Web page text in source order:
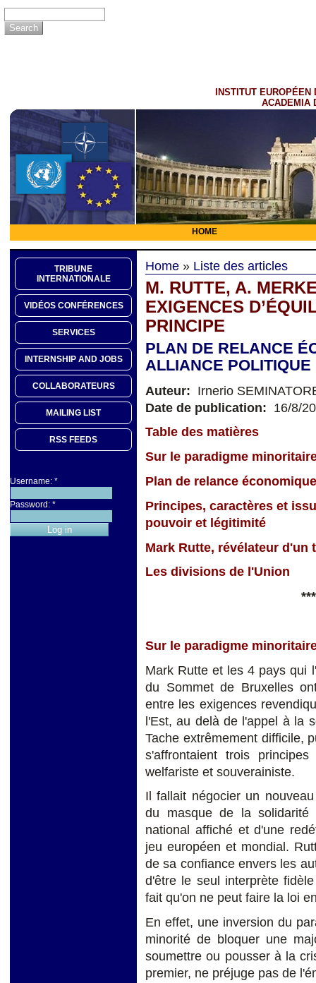
INSTITUT EUROPÉEN
ACADEMIA
HOME
TRIBUNE
INTERNATIONALE
VIDÉOS CONFÉRENCES
SERVICES
INTERNSHIP AND JOBS
COLLABORATEURS
MAILING LIST
RSS FEEDS
Username: *
Password: *
Home » Liste des articles
M. RUTTE, A.
EXIGENCES
PRINCIPE
PLAN DE RELANCE
ALLIANCE POLITIQUE
Auteur: Irnerio
Date de publication: 16/8/
Table des matières
Sur le paradigme
Plan de relance
Principes, caractères et
pouvoir et légitimité
Mark Rutte, révélateur d'un
Les divisions de l'Union
Sur le paradigme
Mark Rutte et les 4 pays qui
du Sommet de Bruxelles
entre les exigences
l'Est, au delà de l'appel à la
Tache extrêmement difficile,
s'affrontaient trois
welfariste et souverainiste.
Il fallait négocier un
du masque de la solidarité
national affiché et d'une
jeu européen et mondial.
de sa confiance envers les
d'être le seul interprète
fait qu'on ne peut faire la loi
En effet, une inversion du
minorité de bloquer une
soumettre ou pousser à la
premier, ne préjuge pas de